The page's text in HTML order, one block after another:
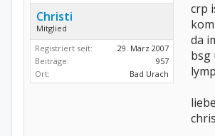
Christi
Mitglied
Registriert seit:
29. März 2007
Beiträge:
957
Ort:
Bad Urach
crp
da
bsg